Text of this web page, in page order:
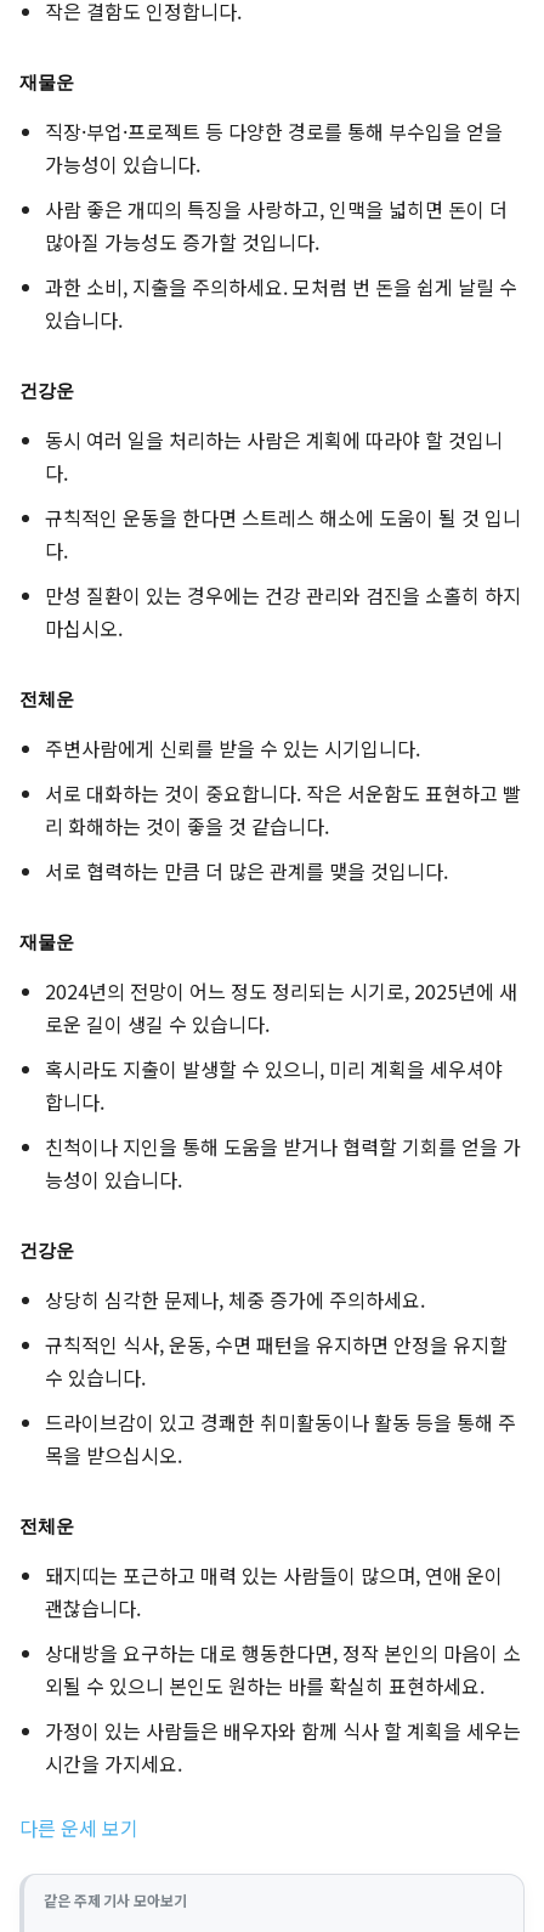
작은 결함도 인정합니다.
재물운
직장·부업·프로젝트 등 다양한 경로를 통해 부수입을 얻을
가능성이 있습니다.
사람 좋은 개띠의 특징을 사랑하고, 인맥을 넓히면 돈이 더
많아질 가능성도 증가할 것입니다.
과한 소비, 지출을 주의하세요. 모처럼 번 돈을 쉽게 날릴 수
있습니다.
건강운
동시 여러 일을 처리하는 사람은 계획에 따라야 할 것입니
다.
규칙적인 운동을 한다면 스트레스 해소에 도움이 될 것 입니
다.
만성 질환이 있는 경우에는 건강 관리와 검진을 소홀히 하지
마십시오.
전체운
주변사람에게 신뢰를 받을 수 있는 시기입니다.
서로 대화하는 것이 중요합니다. 작은 서운함도 표현하고 빨
리 화해하는 것이 좋을 것 같습니다.
서로 협력하는 만큼 더 많은 관계를 맺을 것입니다.
재물운
2024년의 전망이 어느 정도 정리되는 시기로, 2025년에 새
로운 길이 생길 수 있습니다.
혹시라도 지출이 발생할 수 있으니, 미리 계획을 세우셔야
합니다.
친척이나 지인을 통해 도움을 받거나 협력할 기회를 얻을 가
능성이 있습니다.
건강운
상당히 심각한 문제나, 체중 증가에 주의하세요.
규칙적인 식사, 운동, 수면 패턴을 유지하면 안정을 유지할
수 있습니다.
드라이브감이 있고 경쾌한 취미활동이나 활동 등을 통해 주
목을 받으십시오.
전체운
돼지띠는 포근하고 매력 있는 사람들이 많으며, 연애 운이
괜찮습니다.
상대방을 요구하는 대로 행동한다면, 정작 본인의 마음이 소
외될 수 있으니 본인도 원하는 바를 확실히 표현하세요.
가정이 있는 사람들은 배우자와 함께 식사 할 계획을 세우는
시간을 가지세요.
다른 운세 보기
같은 주제 기사 모아보기